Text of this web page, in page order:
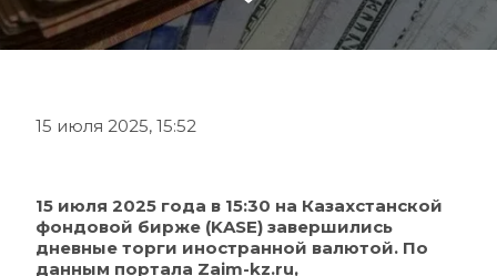
15 июля 2025, 15:52
15 июля 2025 года в 15:30 на Казахстанской
фондовой бирже (KASE) завершились
дневные торги иностранной валютой. По
данным портала Zaim-kz.ru,